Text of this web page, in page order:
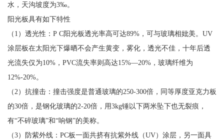
水，天沟坡度为3‰。
阳光板具有如下特性
（1）透光性：P C阳光板透光率高可达89%，可与玻璃相妣美。UV
涂层板在太阳光下爆晒不会产生黄变，雾化，透光不佳，十年后透
光流失仅为10%，PVC流失率则高达15%—20%，玻璃纤维为
12%-20%。
（2）抗撞击：撞击强度是普通玻璃的250-300倍，同等厚度亚克力板
的30倍，是钢化玻璃的2-20倍，用3kg锤以下两米坠下也无裂痕，
有“不碎玻璃”和“响钢”的美称。
（3）防紫外线：PC板一面共挤有抗紫外线（UV）涂层，另一面具